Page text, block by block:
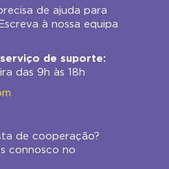
de ajuda para
à nossa equipa
de suporte:
das 9h às 18h
de cooperação?
connosco no